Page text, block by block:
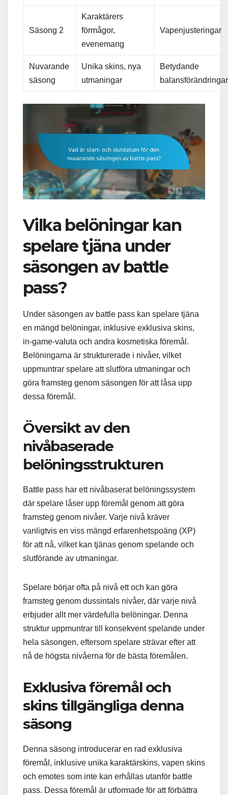
Säsong 2
Karaktärers
förmågor,
evenemang
Vapenjusteringar
Nuvarande
säsong
Unika skins, nya
utmaningar
Betydande
balansförändringar
Vilka belöningar kan
spelare tjäna under
säsongen av battle
pass?
Under säsongen av battle pass kan spelare tjäna
en mängd belöningar, inklusive exklusiva skins,
in-game-valuta och andra kosmetiska föremål.
Belöningarna är strukturerade i nivåer, vilket
uppmuntrar spelare att slutföra utmaningar och
göra framsteg genom säsongen för att låsa upp
dessa föremål.
Översikt av den
nivåbaserade
belöningsstrukturen
Battle pass har ett nivåbaserat belöningssystem
där spelare låser upp föremål genom att göra
framsteg genom nivåer. Varje nivå kräver
vanligtvis en viss mängd erfarenhetspoäng (XP)
för att nå, vilket kan tjänas genom spelande och
slutförande av utmaningar.
Spelare börjar ofta på nivå ett och kan göra
framsteg genom dussintals nivåer, där varje nivå
erbjuder allt mer värdefulla belöningar. Denna
struktur uppmuntrar till konsekvent spelande under
hela säsongen, eftersom spelare strävar efter att
nå de högsta nivåerna för de bästa föremålen.
Exklusiva föremål och
skins tillgängliga denna
säsong
Denna säsong introducerar en rad exklusiva
föremål, inklusive unika karaktärskins, vapen skins
och emotes som inte kan erhållas utanför battle
pass. Dessa föremål är utformade för att förbättra